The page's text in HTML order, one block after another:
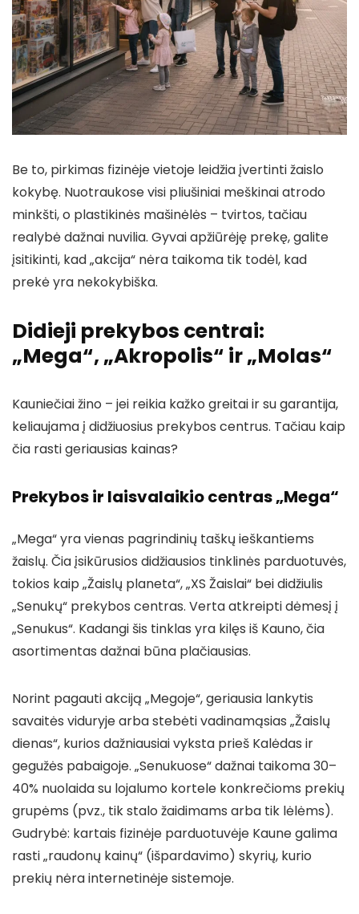
Be to, pirkimas fizinėje vietoje leidžia įvertinti žaislo
kokybę. Nuotraukose visi pliušiniai meškinai atrodo
minkšti, o plastikinės mašinėlės – tvirtos, tačiau
realybė dažnai nuvilia. Gyvai apžiūrėję prekę, galite
įsitikinti, kad „akcija“ nėra taikoma tik todėl, kad
prekė yra nekokybiška.
Didieji prekybos centrai:
„Mega“, „Akropolis“ ir „Molas“
Kauniečiai žino – jei reikia kažko greitai ir su garantija,
keliaujama į didžiuosius prekybos centrus. Tačiau kaip
čia rasti geriausias kainas?
Prekybos ir laisvalaikio centras „Mega“
„Mega“ yra vienas pagrindinių taškų ieškantiems
žaislų. Čia įsikūrusios didžiausios tinklinės parduotuvės,
tokios kaip „Žaislų planeta“, „XS Žaislai“ bei didžiulis
„Senukų“ prekybos centras. Verta atkreipti dėmesį į
„Senukus“. Kadangi šis tinklas yra kilęs iš Kauno, čia
asortimentas dažnai būna plačiausias.
Norint pagauti akciją „Megoje“, geriausia lankytis
savaitės viduryje arba stebėti vadinamąsias „Žaislų
dienas“, kurios dažniausiai vyksta prieš Kalėdas ir
gegužės pabaigoje. „Senukuose“ dažnai taikoma 30–
40% nuolaida su lojalumo kortele konkrečioms prekių
grupėms (pvz., tik stalo žaidimams arba tik lėlėms).
Gudrybė: kartais fizinėje parduotuvėje Kaune galima
rasti „raudonų kainų“ (išpardavimo) skyrių, kurio
prekių nėra internetinėje sistemoje.